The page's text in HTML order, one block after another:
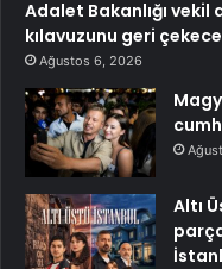
Adalet Bakanlığı vekil
kılavuzunu geri
Ağustos 6, 2026
Altı